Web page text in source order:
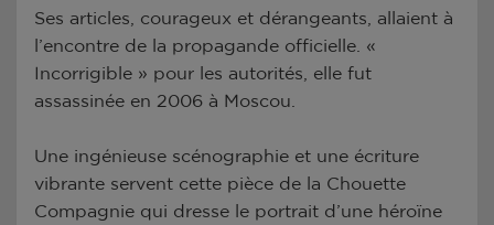
Ses articles, courageux et dérangeants, allaient à
l’encontre de la propagande officielle. «
Incorrigible » pour les autorités, elle fut
assassinée en 2006 à Moscou.
Une ingénieuse scénographie et une écriture
vibrante servent cette pièce de la Chouette
Compagnie qui dresse le portrait d’une héroïne